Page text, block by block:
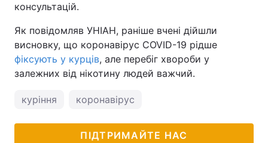
консультацій.
Як повідомляв УНІАН, раніше вчені дійшли
висновку, що коронавірус COVID-19 рідше
фіксують у курців, але перебіг хвороби у
залежних від нікотину людей важчий.
куріння коронавірус
ПІДТРИМАЙТЕ НАС